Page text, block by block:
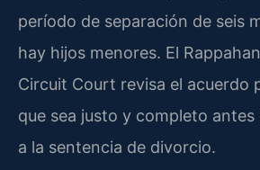
período de separación de seis
hay hijos menores. El
Circuit Court revisa el acuerdo
que sea justo y completo
a la sentencia de divorcio.